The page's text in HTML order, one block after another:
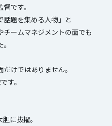
です。
話題を集める人物」と
チームマネジメントの面でも
けではありません。
す。
に抜擢。